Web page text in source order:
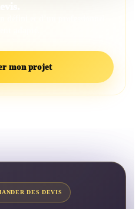
mon projet
DES DEVIS